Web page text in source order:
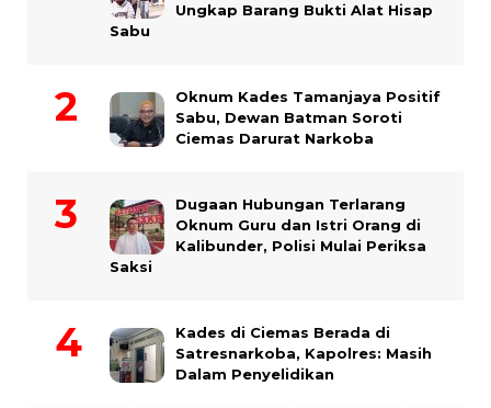
Ungkap Barang Bukti Alat Hisap
Sabu
Oknum Kades Tamanjaya Positif
Sabu, Dewan Batman Soroti
Ciemas Darurat Narkoba
Dugaan Hubungan Terlarang
Oknum Guru dan Istri Orang di
Kalibunder, Polisi Mulai Periksa
Saksi
Kades di Ciemas Berada di
Satresnarkoba, Kapolres: Masih
Dalam Penyelidikan